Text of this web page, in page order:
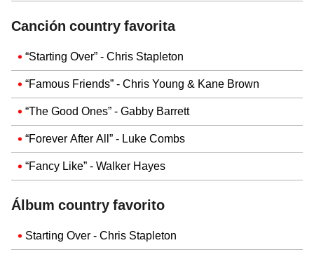
Canción country favorita
“Starting Over” - Chris Stapleton
“Famous Friends” - Chris Young & Kane Brown
“The Good Ones” - Gabby Barrett
“Forever After All” - Luke Combs
“Fancy Like” - Walker Hayes
Álbum country favorito
Starting Over - Chris Stapleton